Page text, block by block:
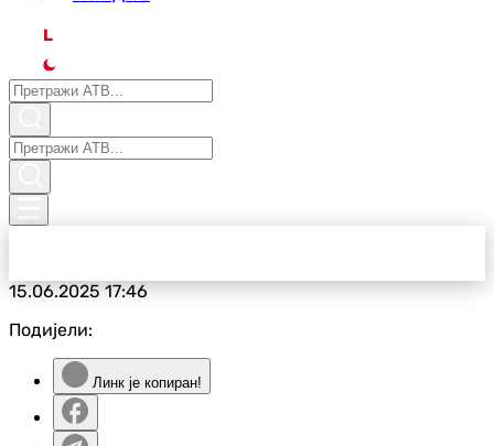
L
15.06.202517:46
Подијели:
Линк је копиран!